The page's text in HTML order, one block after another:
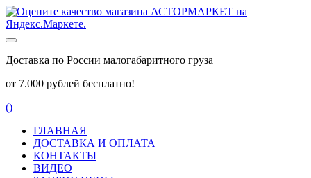
Доставка по России малогабаритного груза
от 7.000 рублей бесплатно!
()
ГЛАВНАЯ
ДОСТАВКА И ОПЛАТА
КОНТАКТЫ
ВИДЕО